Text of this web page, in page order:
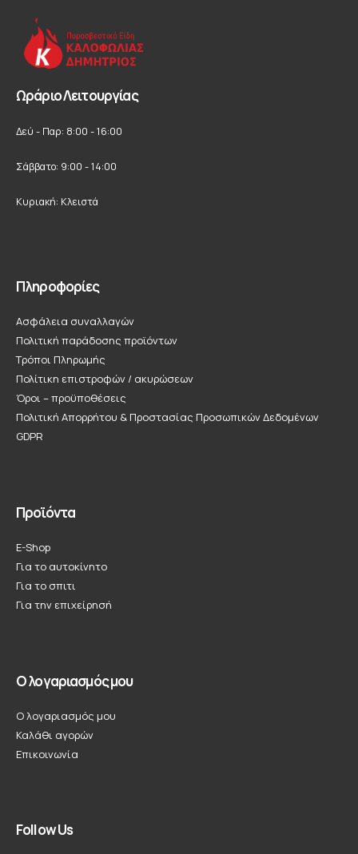
Ωράριο Λειτουργίας
Δεύ - Παρ: 8:00 - 16:00
Σάββατο: 9:00 - 14:00
Κυριακή: Κλειστά
Πληροφορίες
Ασφάλεια συναλλαγών
Πολιτική παράδοσης προϊόντων
Τρόποι Πληρωμής
Πολίτικη επιστροφών / ακυρώσεων
Όροι – προϋποθέσεις
Πολιτική Απορρήτου & Προστασίας Προσωπικών Δεδομένων
GDPR
Προϊόντα
E-Shop
Για το αυτοκίνητο
Για το σπιτι
Για την επιχείρησή
Ο λογαριασμός μου
Ο λογαριασμός μου
Καλάθι αγορών
Επικοινωνία
Follow Us